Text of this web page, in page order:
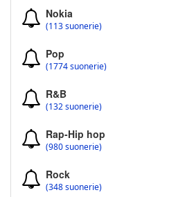
Nokia
(113 suonerie)
Pop
(1774 suonerie)
R&B
(132 suonerie)
Rap-Hip hop
(980 suonerie)
Rock
(348 suonerie)